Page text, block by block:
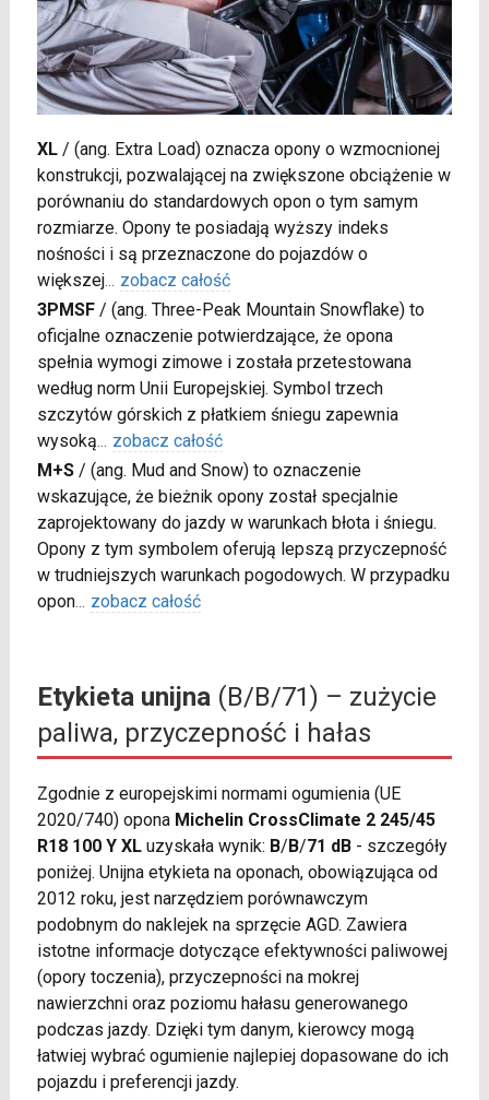
XL/ (ang. Extra Load) oznacza opony o wzmocnionej
konstrukcji, pozwalającej na zwiększone obciążenie w
porównaniu do standardowych opon o tym samym
rozmiarze. Opony te posiadają wyższy indeks
nośności i są przeznaczone do pojazdów o
większej... zobacz całość
3PMSF/ (ang. Three-Peak Mountain Snowflake) to
oficjalne oznaczenie potwierdzające, że opona
spełnia wymogi zimowe i została przetestowana
według norm Unii Europejskiej. Symbol trzech
szczytów górskich z płatkiem śniegu zapewnia
wysoką... zobacz całość
M+S/ (ang. Mud and Snow) to oznaczenie
wskazujące, że bieżnik opony został specjalnie
zaprojektowany do jazdy w warunkach błota i śniegu.
Opony z tym symbolem oferują lepszą przyczepność
w trudniejszych warunkach pogodowych. W przypadku
opon... zobacz całość
Etykieta unijna(B/B/71) – zużycie
paliwa, przyczepność i hałas
Zgodnie z europejskimi normami ogumienia (UE
2020/740) opona Michelin CrossClimate 2 245/45
R18 100 Y XLuzyskała wynik: B/B/71 dB- szczegóły
poniżej. Unijna etykieta na oponach, obowiązująca od
2012 roku, jest narzędziem porównawczym
podobnym do naklejek na sprzęcie AGD. Zawiera
istotne informacje dotyczące efektywności paliwowej
(opory toczenia), przyczepności na mokrej
nawierzchni oraz poziomu hałasu generowanego
podczas jazdy. Dzięki tym danym, kierowcy mogą
łatwiej wybrać ogumienie najlepiej dopasowane do ich
pojazdu i preferencji jazdy.